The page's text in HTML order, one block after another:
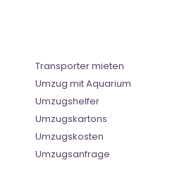
Transporter mieten
Umzug mit Aquarium
Umzugshelfer
Umzugskartons
Umzugskosten
Umzugsanfrage